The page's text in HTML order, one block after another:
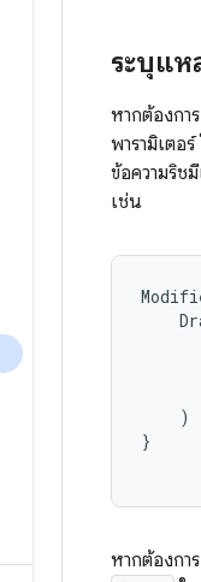
ระบุแห
หากต้องกา
พารามิเตอ
ข้อความริช
เช่น
)
}
หากต้องกา